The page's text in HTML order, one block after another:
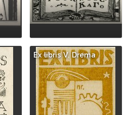
Ex libris V. Drema